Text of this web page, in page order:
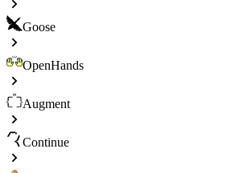
Goose
OpenHands
Augment
Continue